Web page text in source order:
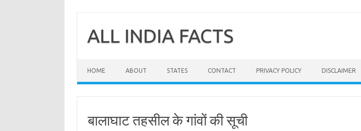
contentALL INDIA FACTS
HOME ABOUT STATES CONTACT PRIVACY POLICY DISCLAIMER
बालाघाट तहसील के गांवों की सूची